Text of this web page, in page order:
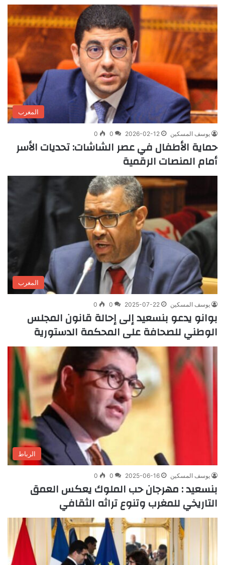
المغرب
يوسف المسكين 2026-02-12
0
0
حماية الأطفال في عصر الشاشات: تحديات الأسر
أمام المنصات الرقمية
المغرب
يوسف المسكين 2025-07-22
0
0
بوانو يدعو بنسعيد إلى إحالة قانون المجلس
الوطني للصحافة على المحكمة الدستورية
الرباط
يوسف المسكين 2025-06-16
0
0
بنسعيد : مهرجان حب الملوك يعكس العمق
التاريخي للمغرب وتنوع تراثه الثقافي